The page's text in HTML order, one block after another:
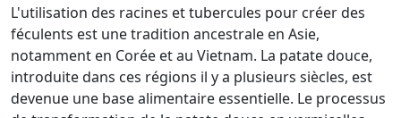
L'utilisation des racines et tubercules pour créer des
féculents est une tradition ancestrale en Asie,
notamment en Corée et au Vietnam. La patate douce,
introduite dans ces régions il y a plusieurs siècles, est
devenue une base alimentaire essentielle. Le processus